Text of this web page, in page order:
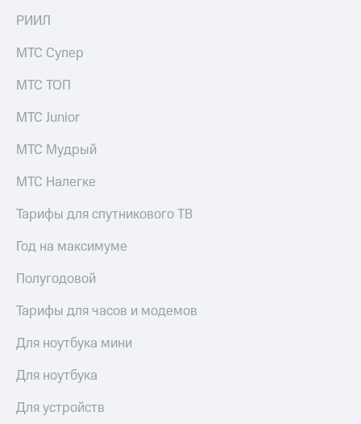
Порядок
акций
Рынок
Еврооблигации-2023
о
погашении
именных
облигаций
Другое
Реквизиты
Контакты
развитие
этика
На главную
РИИЛ
МТС Супер
МТС ТОП
МТС Junior
МТС Мудрый
МТС Налегке
Тарифы для спутникового ТВ
Год на максимуме
Полугодовой
Тарифы для часов и модемов
Для ноутбука мини
Для ноутбука
Для устройств